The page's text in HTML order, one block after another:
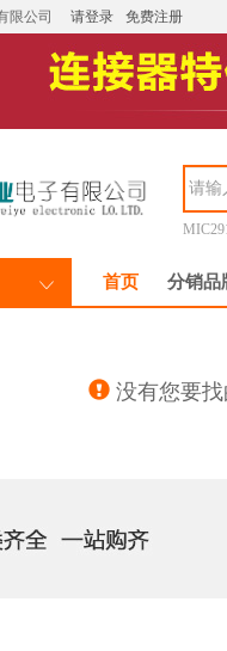
限公司 请登录 免费注册
首页 分销品
没有您要找